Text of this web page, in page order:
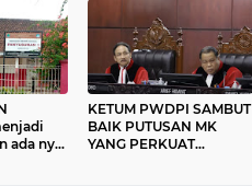
Lebur,
ada nya
KETUM PWDPI SAMBUT
BAIK PUTUSAN MK
YANG PERKUAT